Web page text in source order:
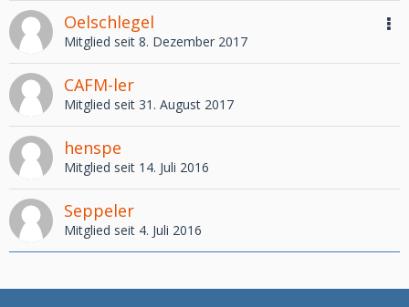
Oelschlegel
Mitglied seit 8. Dezember 2017
CAFM-ler
Mitglied seit 31. August 2017
henspe
Mitglied seit 14. Juli 2016
Seppeler
Mitglied seit 4. Juli 2016